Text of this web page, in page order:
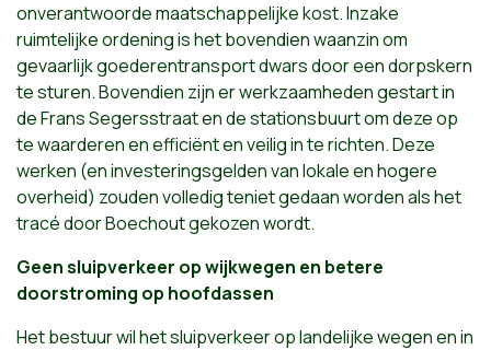
onverantwoorde maatschappelijke kost. Inzake
ruimtelijke ordening is het bovendien waanzin om
gevaarlijk goederentransport dwars door een dorpskern
te sturen. Bovendien zijn er werkzaamheden gestart in
de Frans Segersstraat en de stationsbuurt om deze op
te waarderen en efficiënt en veilig in te richten. Deze
werken (en investeringsgelden van lokale en hogere
overheid) zouden volledig teniet gedaan worden als het
tracé door Boechout gekozen wordt.
Geen sluipverkeer op wijkwegen en betere
doorstroming op hoofdassen
Het bestuur wil het sluipverkeer op landelijke wegen en in